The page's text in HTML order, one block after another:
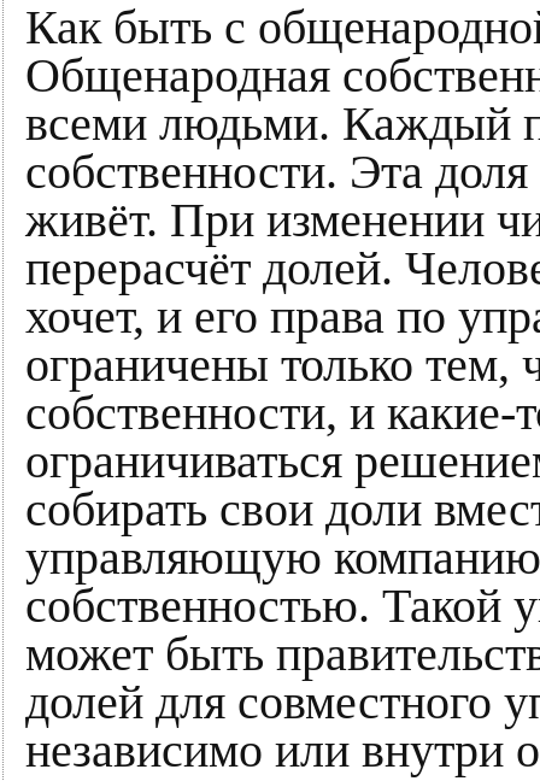
Как быть с
Общенародная
всеми людьми. Каждый
собственности. Эта
живёт. При изменении
перерасчёт долей.
хочет, и его права по
ограничены только тем,
собственности, и какие-
ограничиваться
собирать свои доли
управляющую компанию
собственностью. Такой
может быть
долей для совместного
независимо или внутри